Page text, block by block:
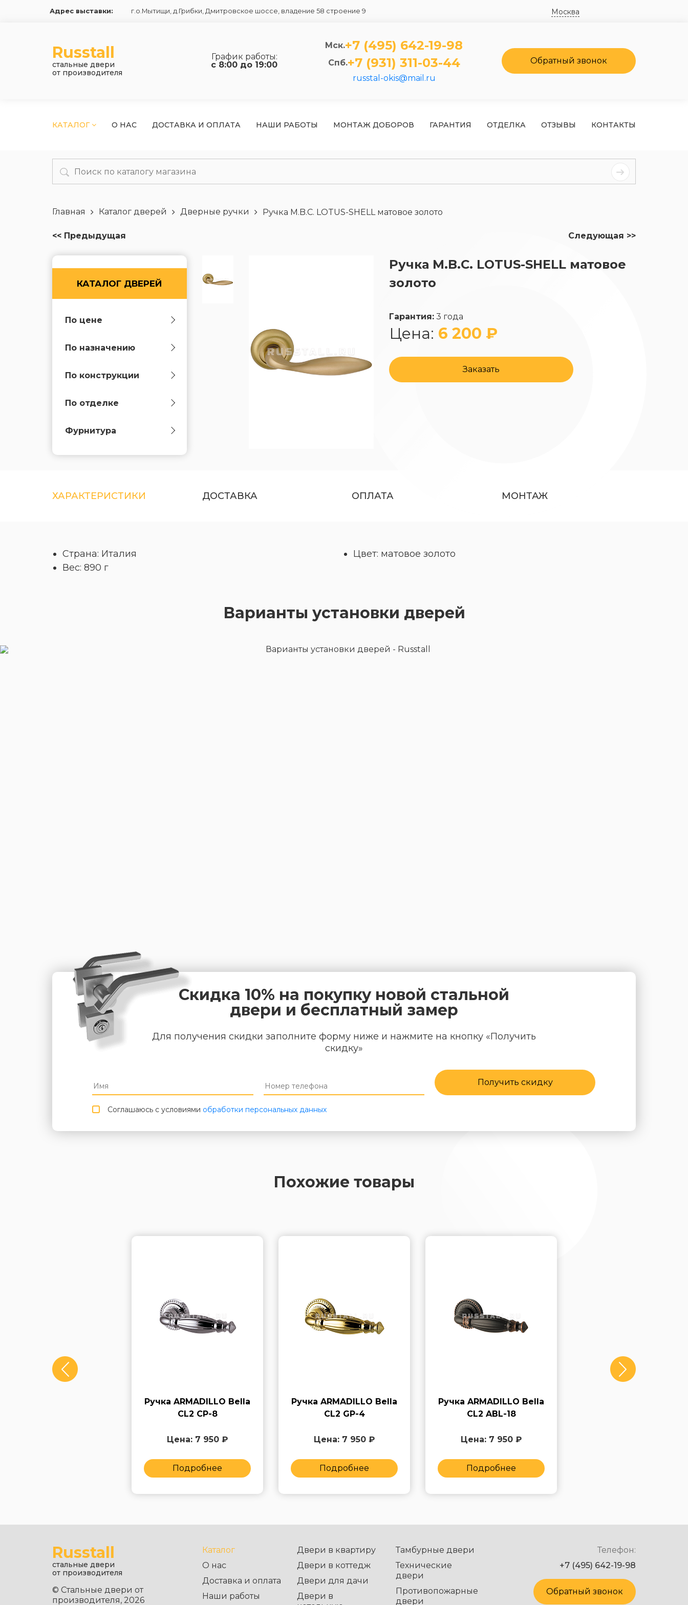
Адрес выставки: г.о.Мытищи, д.Грибки, Дмитровское шоссе, владение 58 строение 9 Москва
Russtall
стальные двери
от производителя
График работы:
с 8:00 до 19:00
Мск.+7 (495) 642-19-98
Спб.+7 (931) 311-03-44
russtal-okis@mail.ru
Обратный звонок
КАТАЛОГ О НАС ДОСТАВКА И ОПЛАТА НАШИ РАБОТЫ МОНТАЖ ДОБОРОВ ГАРАНТИЯ ОТДЕЛКА ОТЗЫВЫ КОНТАКТЫ
Главная Каталог дверей Дверные ручки Ручка M.B.C. LOTUS-SHELL матовое золото
<< Предыдущая Следующая >>
КАТАЛОГ ДВЕРЕЙ
По цене
По назначению
По конструкции
По отделке
Фурнитура
Ручка M.B.C. LOTUS-SHELL матовое
золото
Гарантия: 3 года
Цена: 6 200 ₽
Заказать
ХАРАКТЕРИСТИКИ ДОСТАВКА ОПЛАТА МОНТАЖ
Страна: Италия
Вес: 890 г
Цвет: матовое золото
Варианты установки дверей
Скидка 10% на покупку новой стальной
двери и бесплатный замер
Для получения скидки заполните форму ниже и нажмите на кнопку «Получить
скидку»
Соглашаюсь с условиями обработки персональных данных
Получить скидку
Похожие товары
Ручка ARMADILLO Bella
CL2 СP-8
Цена: 7 950 ₽
Подробнее
Ручка ARMADILLO Bella
CL2 GP-4
Цена: 7 950 ₽
Подробнее
Ручка ARMADILLO Bella
CL2 ABL-18
Цена: 7 950 ₽
Подробнее
Russtall
стальные двери
от производителя
© Стальные двери от
производителя, 2026
Каталог
О нас
Доставка и оплата
Наши работы
Двери в квартиру
Двери в коттедж
Двери для дачи
Двери в
Тамбурные двери
Технические
двери
Противопожарные
двери
Телефон:
+7 (495) 642-19-98
Обратный звонок